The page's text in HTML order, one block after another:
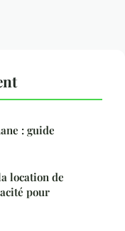
: guide
location de
pour